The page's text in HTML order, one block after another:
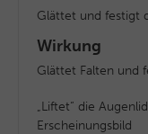
Glättet und festigt
Wirkung
Glättet Falten und
„Liftet“ die
Erscheinungsbild